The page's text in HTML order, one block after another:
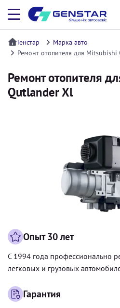
Генстар
Марка авто
Ремонт отопителя для
Ремонт отопителя
Qutlander Xl
Опыт 30 лет
С 1994 года профессионально
легковых и грузовых
Гарантия